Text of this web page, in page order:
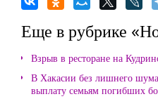
Еще в рубрике
Взрыв в ресторане на
В Хакасии без лишнего
выплату семьям погибших